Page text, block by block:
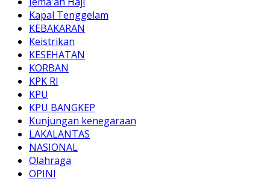
Kapal Tenggelam
KEBAKARAN
Keistrikan
KESEHATAN
KORBAN
KPK RI
KPU
KPU BANGKEP
Kunjungan kenegaraan
LAKALANTAS
NASIONAL
Olahraga
OPINI